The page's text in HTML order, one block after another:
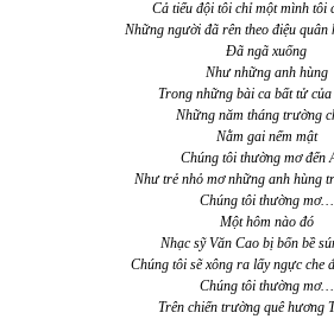
Cả tiểu đội tôi chỉ một mình tôi
Những người đã rên theo điệu quân
Đã ngã xuống
Như những anh hùng
Trong những bài ca bất tử
Những năm tháng trường
Nằm gai nếm mật
Chúng tôi thường mơ đến
Như trẻ nhỏ mơ những anh hùng
Chúng tôi thường mơ…
Một hôm nào đó
Nhạc sỹ Văn Cao bị bốn bề
Chúng tôi sẽ xông ra lấy ngực che
Chúng tôi thường mơ…
Trên chiến trường quê hương